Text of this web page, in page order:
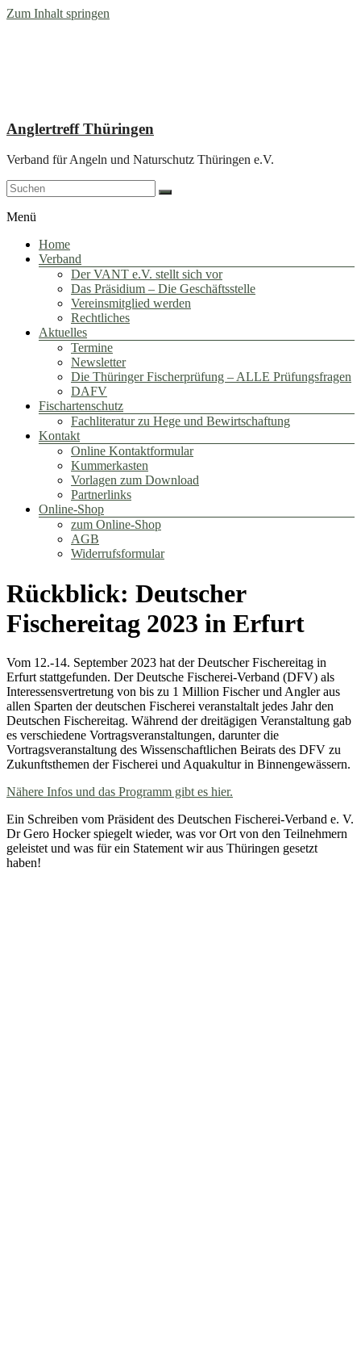
Zum Inhalt springen
Anglertreff Thüringen
Verband für Angeln und Naturschutz Thüringen e.V.
Menü
Home
Verband
Der VANT e.V. stellt sich vor
Das Präsidium – Die Geschäftsstelle
Vereinsmitglied werden
Rechtliches
Aktuelles
Termine
Newsletter
Die Thüringer Fischerprüfung – ALLE Prüfungsfragen
DAFV
Fischartenschutz
Fachliteratur zu Hege und Bewirtschaftung
Kontakt
Online Kontaktformular
Kummerkasten
Vorlagen zum Download
Partnerlinks
Online-Shop
zum Online-Shop
AGB
Widerrufsformular
Rückblick: Deutscher
Fischereitag 2023 in Erfurt
Vom 12.-14. September 2023 hat der Deutscher Fischereitag in
Erfurt stattgefunden. Der Deutsche Fischerei-Verband (DFV) als
Interessensvertretung von bis zu 1 Million Fischer und Angler aus
allen Sparten der deutschen Fischerei veranstaltalt jedes Jahr den
Deutschen Fischereitag. Während der dreitägigen Veranstaltung gab
es verschiedene Vortragsveranstaltungen, darunter die
Vortragsveranstaltung des Wissenschaftlichen Beirats des DFV zu
Zukunftsthemen der Fischerei und Aquakultur in Binnengewässern.
Nähere Infos und das Programm gibt es hier.
Ein Schreiben vom Präsident des Deutschen Fischerei-Verband e. V.
Dr Gero Hocker spiegelt wieder, was vor Ort von den Teilnehmern
geleistet und was für ein Statement wir aus Thüringen gesetzt
haben!